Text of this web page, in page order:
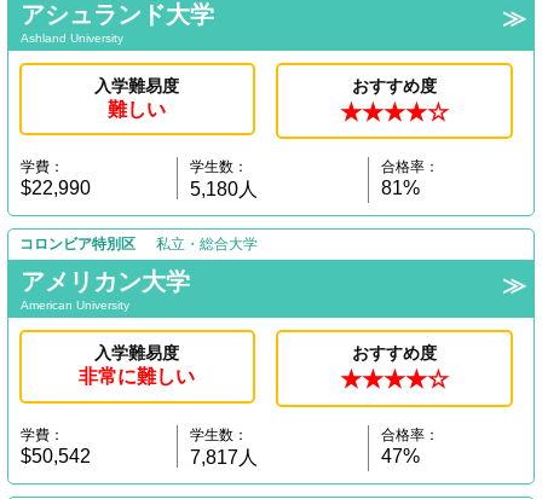
アシュランド大学
Ashland University
入学難易度
難しい
おすすめ度
★★★★☆
学費：
$22,990
学生数：
5,180人
合格率：
81%
コロンビア特別区 私立・総合大学
アメリカン大学
American University
入学難易度
非常に難しい
おすすめ度
★★★★☆
学費：
$50,542
学生数：
7,817人
合格率：
47%